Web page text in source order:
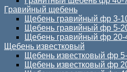
Гравийный щебень
Щебень гравийный фр 3-
Щебень гравийный фр 5-
Щебень гравийный фр 20-
Щебень известковый
Щебень известковый фр
Щебень известковый фр